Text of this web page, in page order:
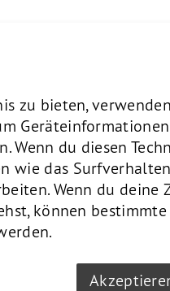
amtet sie als
Baumann als CEO
war sie unter
Suisse.Anna
Master in
Leidenschaften
für einige Zeit
zu bieten,
Wenn du diesen
wie das
Wenn du deine
können